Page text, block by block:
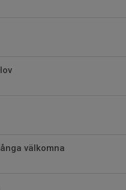
välkomna